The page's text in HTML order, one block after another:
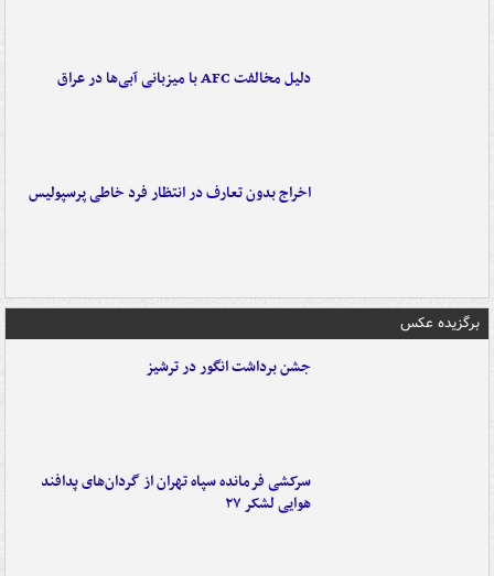
دلیل مخالفت AFC با میزبانی آبی‌ها در عراق
اخراج بدون تعارف در انتظار فرد خاطی پرسپولیس
برگزیده عکس
جشن برداشت انگور در ترشیز
سرکشی فرمانده سپاه تهران از گردان‌های پدافند
هوایی لشکر ۲۷